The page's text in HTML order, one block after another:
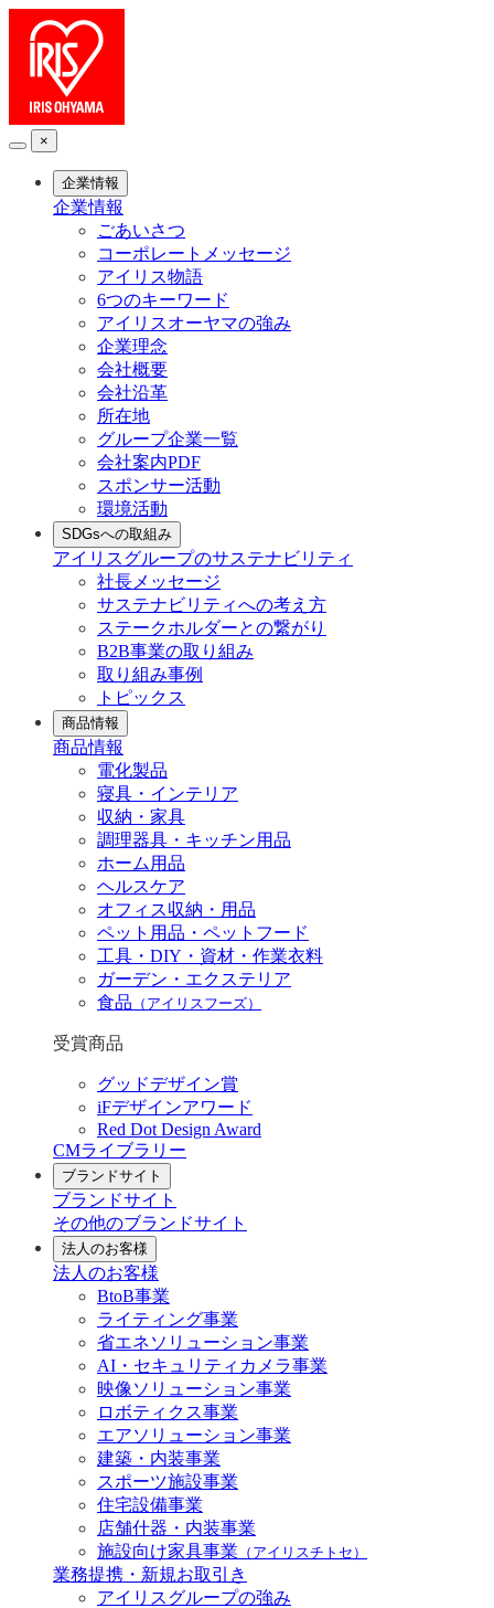
×
企業情報
企業情報
ごあいさつ
コーポレートメッセージ
アイリス物語
6つのキーワード
アイリスオーヤマの強み
企業理念
会社概要
会社沿革
所在地
グループ企業一覧
会社案内PDF
スポンサー活動
環境活動
SDGsへの取組み
アイリスグループのサステナビリティ
社長メッセージ
サステナビリティへの考え方
ステークホルダーとの繋がり
B2B事業の取り組み
取り組み事例
トピックス
商品情報
商品情報
電化製品
寝具・インテリア
収納・家具
調理器具・キッチン用品
ホーム用品
ヘルスケア
オフィス収納・用品
ペット用品・ペットフード
工具・DIY・資材・作業衣料
ガーデン・エクステリア
食品 （アイリスフーズ）
受賞商品
グッドデザイン賞
iFデザインアワード
Red Dot Design Award
CMライブラリー
ブランドサイト
ブランドサイト
その他のブランドサイト
法人のお客様
法人のお客様
BtoB事業
ライティング事業
省エネソリューション事業
AI・セキュリティカメラ事業
映像ソリューション事業
ロボティクス事業
エアソリューション事業
建築・内装事業
スポーツ施設事業
住宅設備事業
店舗什器・内装事業
施設向け家具事業 （アイリスチトセ）
業務提携・新規お取引き
アイリスグループの強み